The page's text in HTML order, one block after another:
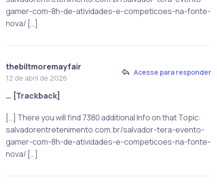
gamer-com-8h-de-atividades-e-competicoes-na-fonte-
nova/ […]
thebiltmoremayfair
12 de abril de 2026
Acesse para responder
… [Trackback]
[…] There you will find 7380 additional Info on that Topic:
salvadorentretenimento.com.br/salvador-tera-evento-
gamer-com-8h-de-atividades-e-competicoes-na-fonte-
nova/ […]